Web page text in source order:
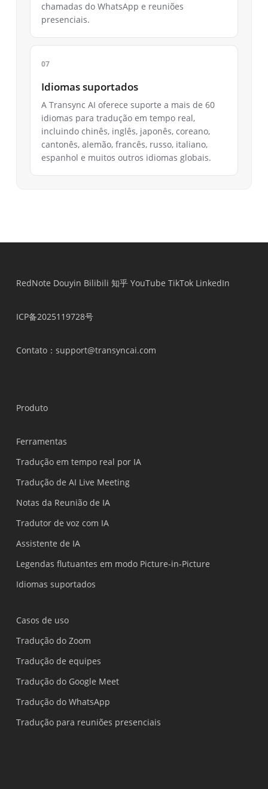
chamadas do WhatsApp e reuniões
presenciais.
Idiomas suportados
A Transync AI oferece suporte a mais de 60
idiomas para tradução em tempo real,
incluindo chinês, inglês, japonês, coreano,
cantonês, alemão, francês, russo, italiano,
espanhol e muitos outros idiomas globais.
RedNote Douyin Bilibili 知乎 YouTube TikTok LinkedIn
ICP备2025119728号
Contato：support@transyncai.com
Produto
Ferramentas
Tradução em tempo real por IA
Tradução de AI Live Meeting
Notas da Reunião de IA
Tradutor de voz com IA
Assistente de IA
Legendas flutuantes em modo Picture-in-Picture
Idiomas suportados
Casos de uso
Tradução do Zoom
Tradução de equipes
Tradução do Google Meet
Tradução do WhatsApp
Tradução para reuniões presenciais